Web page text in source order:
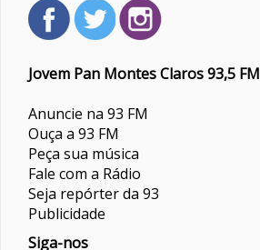
Jovem Pan Montes Claros 93,5 FM
Anuncie na 93 FM
Ouça a 93 FM
Peça sua música
Fale com a Rádio
Seja repórter da 93
Publicidade
Siga-nos